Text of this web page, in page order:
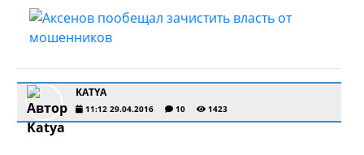
KATYA
11:12 29.04.2016 10 1423